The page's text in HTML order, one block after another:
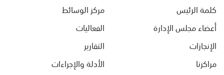
كلمة الرئيس
أعضاء مجلس الإدارة
الإنجازات
مراكزنا
مركز الوسائط
الفعاليات
التقارير
الأدلة والإجراءات